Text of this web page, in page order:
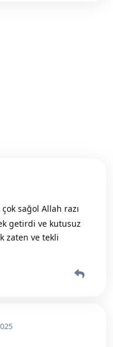
çok sağol Allah razı
getirdi ve kutusuz
zaten ve tekli